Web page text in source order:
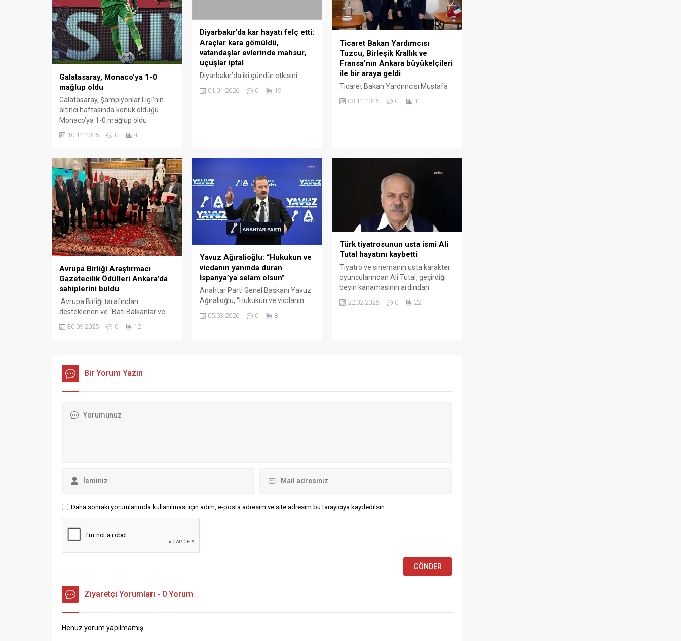
Galatasaray, Monaco’ya 1-0
mağlup oldu
Galatasaray, Şampiyonlar Ligi’nin
altıncı haftasında konuk olduğu
Monaco’ya 1-0 mağlup oldu
Galatasaray, UEFA Şampiyonlar
Ligi’nin altıncı haftasında Fransa
karşılaştı. II. Louis Stadı’nda saat
23.00’te başlayan maçı Hollandalı
hakem Danny Makkelie yönetti.
Folarin Balogun’un 68. dakikada
attığı golle Monaco, Galatasaray
karşısında 1-0 öne geçti.
Karşılaşmada başka gol olmadı...
10.12.2025 0 4
Diyarbakır’da kar hayatı felç etti:
Araçlar kara gömüldü,
vatandaşlar evlerinde mahsur,
uçuşlar iptal
Diyarbakır’da iki gündür etkisini
durma noktasına getirdi. Araçların
toplu taşıma aracı hizmet verirken,
aksamalar yaşanıyor. Araçların kara
gömüldüğü kentte vatandaşlar
dışarı...
01.01.2026 0 19
Ticaret Bakan Yardımcısı
Tuzcu, Birleşik Krallık ve
Fransa’nın Ankara büyükelçileri
ile bir araya geldi
Ticaret Bakan Yardımcısı Mustafa
Tuzcu, Birleşik Krallık’ın Ankara
Büyükelçisi Jill Morris ve Fransa’nın
Krallık’ın Ankara Büyükelçisi Jill
arasında müzakereleri süren
Serbest Ticaret Anlaşması
genişletme çalışmaları, karşılıklı
ticaret ve yatırımların artırılmasına
dönük...
08.12.2025 0 11
Avrupa Birliği Araştırmacı
Gazetecilik Ödülleri Ankara’da
sahiplerini buldu
Avrupa Birliği tarafından
desteklenen ve “Batı Balkanlar ve
Bağımsız Gazeteciliğin
Ödülleri, 29 Eylül Pazartesi günü
Ankara’da düzenlenen törenle
sahiplerine takdim edildi. 2025
Gazetecilik Ödülleri Ankara’da
30.09.2025 0 12
Yavuz Ağıralioğlu: “Hukukun ve
vicdanın yanında duran
İspanya’ya selam olsun”
Anahtar Parti Genel Başkanı Yavuz
Ağıralioğlu, “Hukukun ve vicdanın
olsun” dedi. İspanya Başbakanı
Anahtar Parti Lideri Yavuz
05.03.2026 0 8
Türk tiyatrosunun usta ismi Ali
Tutal hayatını kaybetti
Tiyatro ve sinemanın usta karakter
oyuncularından Ali Tutal, geçirdiği
beyin kanamasının ardından
hayatını kaybetti. Sanatçı için 24
22.02.2026 0 22
Bir Yorum Yazın
Daha sonraki yorumlarımda kullanılması için adım, e-posta adresim ve site adresim bu tarayıcıya kaydedilsin.
Ziyaretçi Yorumları - 0 Yorum
Henüz yorum yapılmamış.